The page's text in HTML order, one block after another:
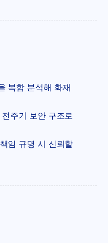
복합 분석해 화재
전주기 보안 구조로
임 규명 시 신뢰할